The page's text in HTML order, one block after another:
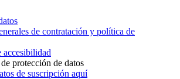
de contratación y política de
accesibilidad
protección de datos
de suscripción aquí